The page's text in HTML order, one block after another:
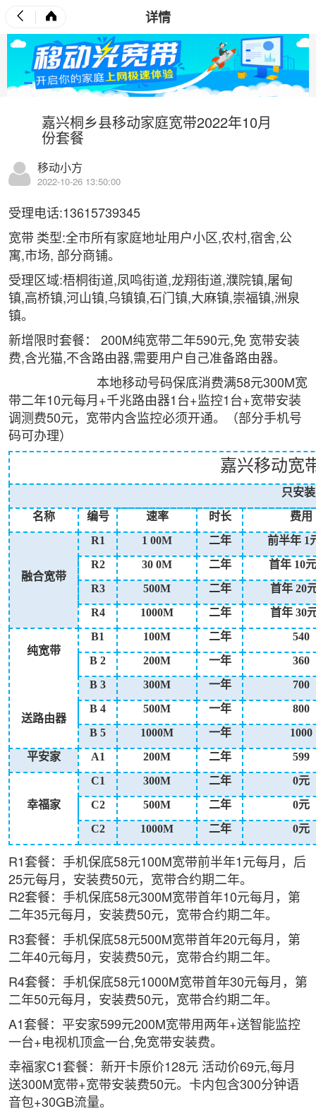
详情
嘉兴桐乡县移动家庭宽带2022年10月
份套餐
移动小方
2022-10-26 13:50:00
受理电话:13615739345
宽带 类型:全市所有家庭地址用户小区,农村,宿舍,公
寓,市场, 部分商铺。
受理区域:梧桐街道,凤鸣街道,龙翔街道,濮院镇,屠甸
镇,高桥镇,河山镇,乌镇镇,石门镇,大麻镇,崇福镇,洲泉
镇。
新增限时套餐： 200M纯宽带二年590元,免宽带安装
费,含光猫,不含路由器,需要用户自己准备路由器。
本地移动号码保底消费满58元300M宽
带二年10元每月+千兆路由器1台+监控1台+宽带安装
调测费50元，宽带内含监控必须开通。（部分手机号
码可办理）
嘉兴移动宽
只安
名称
编号 速率 时长 费用
融合宽带
R1 1 00M 二年 前半年 1
R2
30 0M 二年 首年 10元
R3
500M 二年 首年 20
R4
1000M 二年 首年 30
纯宽带
送路由器
B1 100M 二年
540
B 2 200M 一年
360
B 3 300M 一年
700
B 4 500M 一年
800
B 5 1000M 一年
1000
平安家
A1 200M 二年 599
幸福家
C1 300M 二年
0元
C2
500M 二年
0元
C2
1000M 二年 0元
R1套餐：手机保底58元100M宽带前半年1元每月，后
25元每月，安装费50元，宽带合约期二年。
R2套餐：手机保底58元300M宽带首年10元每月，第
二年35元每月，安装费50元，宽带合约期二年。
R3套餐：手机保底58元500M宽带首年20元每月，第
二年40元每月，安装费50元，宽带合约期二年。
R4套餐：手机保底58元1000M宽带首年30元每月，第
二年50元每月，安装费50元，宽带合约期二年。
A1套餐：平安家599元200M宽带用两年+送智能监控
一台+电视机顶盒一台,免宽带安装费。
幸福家C1套餐：新开卡原价128元 活动价69元,每月
送300M宽带+宽带安装费50元。卡内包含300分钟语
音包+30GB流量。